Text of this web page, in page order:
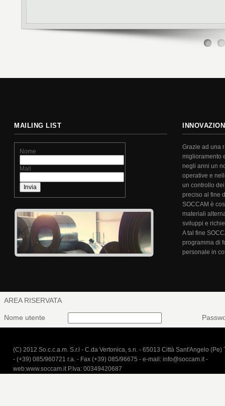
MAILING LIST
Nome
Mail
Grazie ad una
miglioramento
negli anni un
operative e
un controllo
preciso al fine
SOCCAM è
materiali
sviluppi e
A tal fine
programma di
personale in
AREA RISERVATA
Nome utente
(C) 2012 So.c.c.a.m. S.r.l - C.da Vertonica, s.n. - 65013 Città Sant'Angelo (Pe)
- (+39) 085/960721 r.a. - Fax (+39) 085/96675 - e-mail: info@soccam.it -
web:www.soccam.it P.Iva: 00349420687